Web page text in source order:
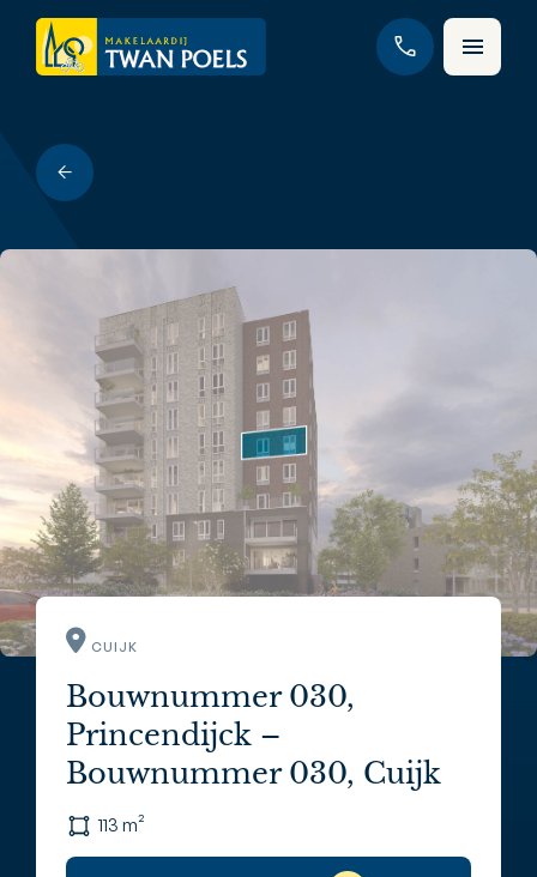
CUIJK
Bouwnummer 030,
Princendijck –
Bouwnummer 030, Cuijk
113 m²